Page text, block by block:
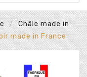
Châle made in
made in France